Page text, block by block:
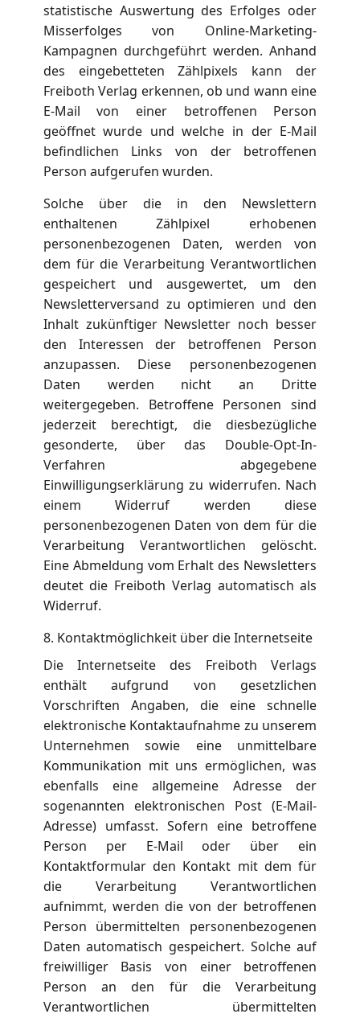
statistische Auswertung des Erfolges oder
Misserfolges von Online-Marketing-
Kampagnen durchgeführt werden. Anhand
des eingebetteten Zählpixels kann der
Freiboth Verlag erkennen, ob und wann eine
E-Mail von einer betroffenen Person
geöffnet wurde und welche in der E-Mail
befindlichen Links von der betroffenen
Person aufgerufen wurden.
Solche über die in den Newslettern
enthaltenen Zählpixel erhobenen
personenbezogenen Daten, werden von
dem für die Verarbeitung Verantwortlichen
gespeichert und ausgewertet, um den
Newsletterversand zu optimieren und den
Inhalt zukünftiger Newsletter noch besser
den Interessen der betroffenen Person
anzupassen. Diese personenbezogenen
Daten werden nicht an Dritte
weitergegeben. Betroffene Personen sind
jederzeit berechtigt, die diesbezügliche
gesonderte, über das Double-Opt-In-
Verfahren abgegebene
Einwilligungserklärung zu widerrufen. Nach
einem Widerruf werden diese
personenbezogenen Daten von dem für die
Verarbeitung Verantwortlichen gelöscht.
Eine Abmeldung vom Erhalt des Newsletters
deutet die Freiboth Verlag automatisch als
Widerruf.
8. Kontaktmöglichkeit über die Internetseite
Die Internetseite des Freiboth Verlags
enthält aufgrund von gesetzlichen
Vorschriften Angaben, die eine schnelle
elektronische Kontaktaufnahme zu unserem
Unternehmen sowie eine unmittelbare
Kommunikation mit uns ermöglichen, was
ebenfalls eine allgemeine Adresse der
sogenannten elektronischen Post (E-Mail-
Adresse) umfasst. Sofern eine betroffene
Person per E-Mail oder über ein
Kontaktformular den Kontakt mit dem für
die Verarbeitung Verantwortlichen
aufnimmt, werden die von der betroffenen
Person übermittelten personenbezogenen
Daten automatisch gespeichert. Solche auf
freiwilliger Basis von einer betroffenen
Person an den für die Verarbeitung
Verantwortlichen übermittelten